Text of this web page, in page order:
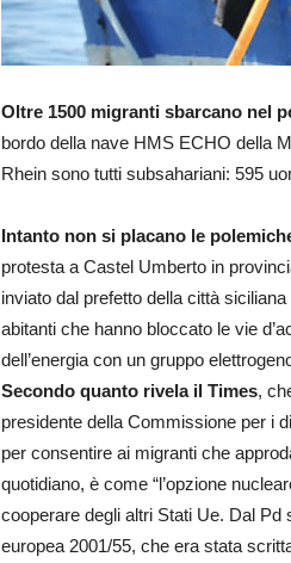
Oltre 1500 migranti sbarcano nel
bordo della nave HMS ECHO della
Rhein sono tutti subsahariani: 595
Intanto non si placano le
protesta a Castel Umberto in
inviato dal prefetto della città
abitanti che hanno bloccato le vie
dell’energia con un gruppo
Secondo quanto rivela il Times,
presidente della Commissione per i
per consentire ai migranti che
quotidiano, è come “l’opzione
cooperare degli altri Stati Ue. Dal Pd
europea 2001/55, che era stata